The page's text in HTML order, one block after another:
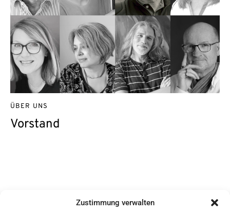
Zustimmung verwalten
Vorstand
ÜBER UNS